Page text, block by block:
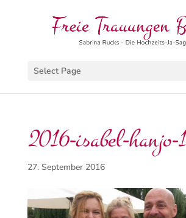
Select Page
2016-isabel-hanjo-1
27. September 2016